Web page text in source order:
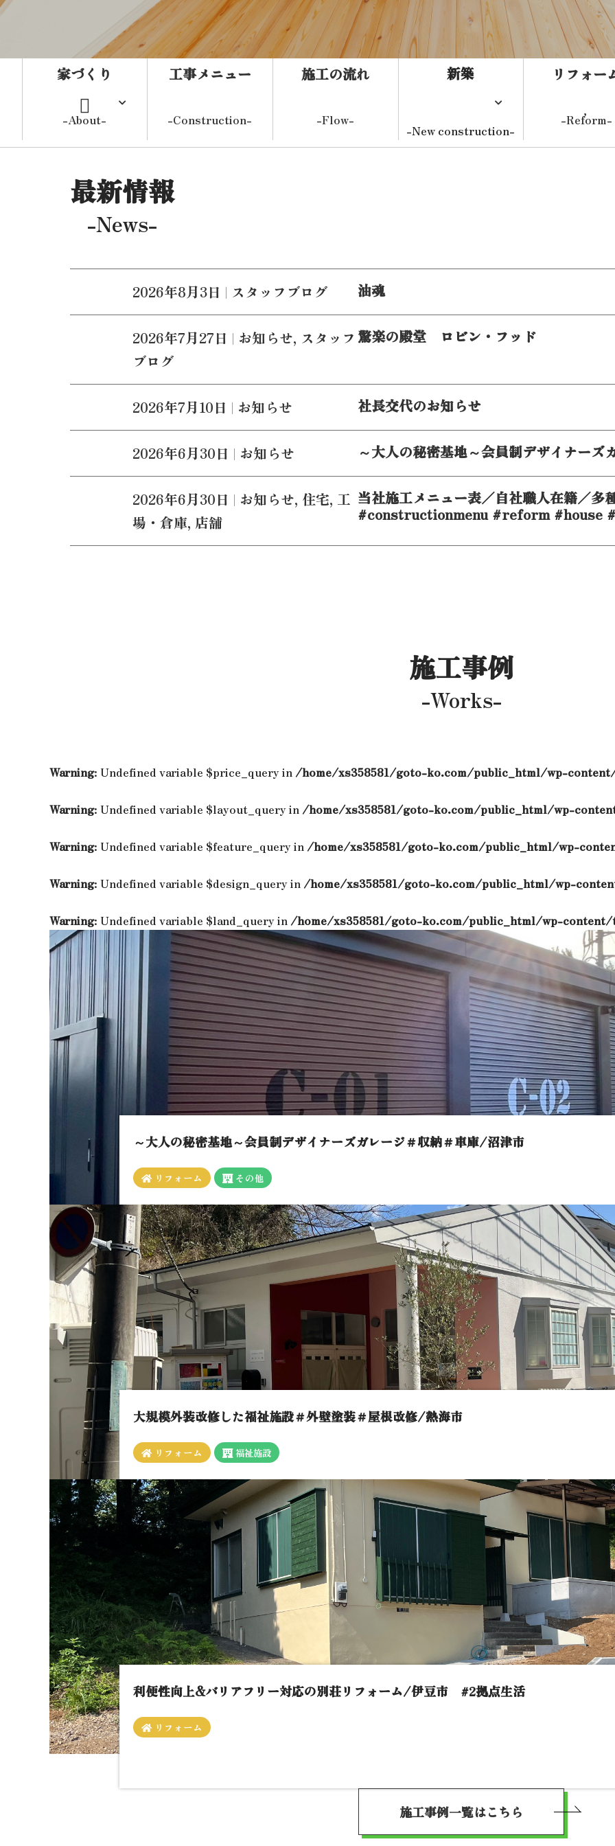
家づくり
-About-
よくある質問
こんな事で
工事メニュー
-Construction-
施工の流れ
-Flow-
新築
-New construction-
リフォー
-Reform-
最新情報
-News-
油魂
2026年8月3日 | スタッフブログ
驚楽の殿堂 ロビン・フッド
2026年7月27日 | お知らせ, スタッフ
ブログ
社長交代のお知らせ
2026年7月10日 | お知らせ
～大人の秘密基地～会員制デザイナー
2026年6月30日 | お知らせ
当社施工メニュー表／自社職人在籍／多
#constructionmenu #reform #house
2026年6月30日 | お知らせ, 住宅, 工
場・倉庫, 店舗
施工事例
-Works-
Warning: Undefined variable $price_query in /home/xs358581/goto-ko.com/public_html/wp-
Warning: Undefined variable $layout_query in /home/xs358581/goto-ko.com/public_html/wp-
Warning: Undefined variable $feature_query in /home/xs358581/goto-ko.com/public_html/wp-
Warning: Undefined variable $design_query in /home/xs358581/goto-ko.com/public_html/wp-
Warning: Undefined variable $land_query in /home/xs358581/goto-ko.com/public_html/wp-
～大人の秘密基地～会員制デザイナーズガレージ＃収納＃車庫/沼津市
リフォーム その他
大規模外装改修した福祉施設＃外壁塗装＃屋根改修/熱海市
リフォーム 福祉施設
利便性向上&バリアフリー対応の別荘リフォーム/伊豆市 #2拠点生活
リフォーム
施工事例一覧はこちら